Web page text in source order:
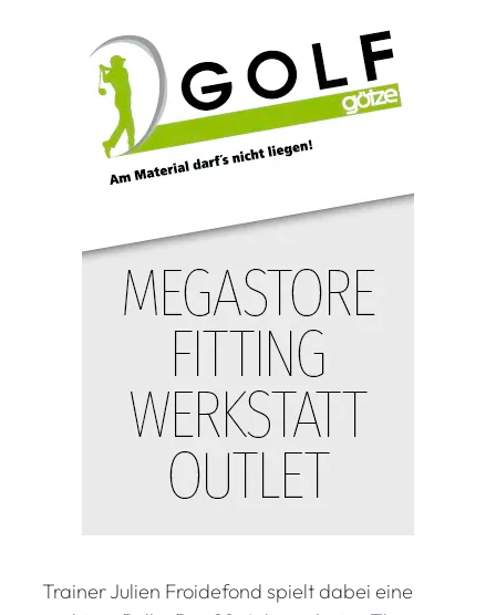
Trainer Julien Froidefond spielt dabei eine